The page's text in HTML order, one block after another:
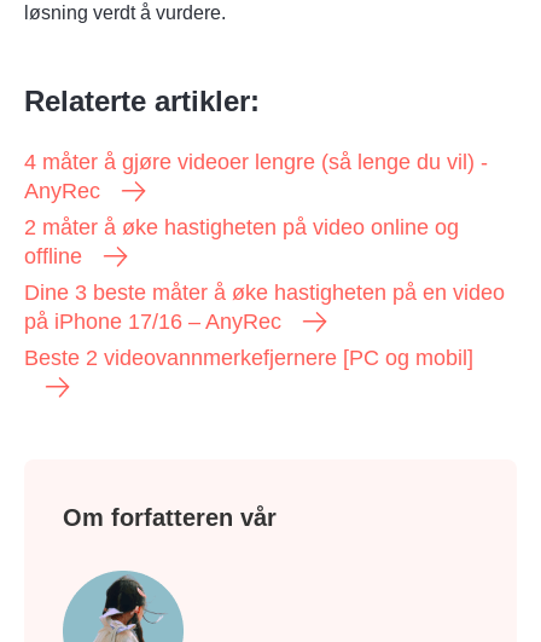
løsning verdt å vurdere.
Relaterte artikler:
4 måter å gjøre videoer lengre (så lenge du vil) -
AnyRec
2 måter å øke hastigheten på video online og
offline
Dine 3 beste måter å øke hastigheten på en video
på iPhone 17/16 – AnyRec
Beste 2 videovannmerkefjernere [PC og mobil]
Om forfatteren vår